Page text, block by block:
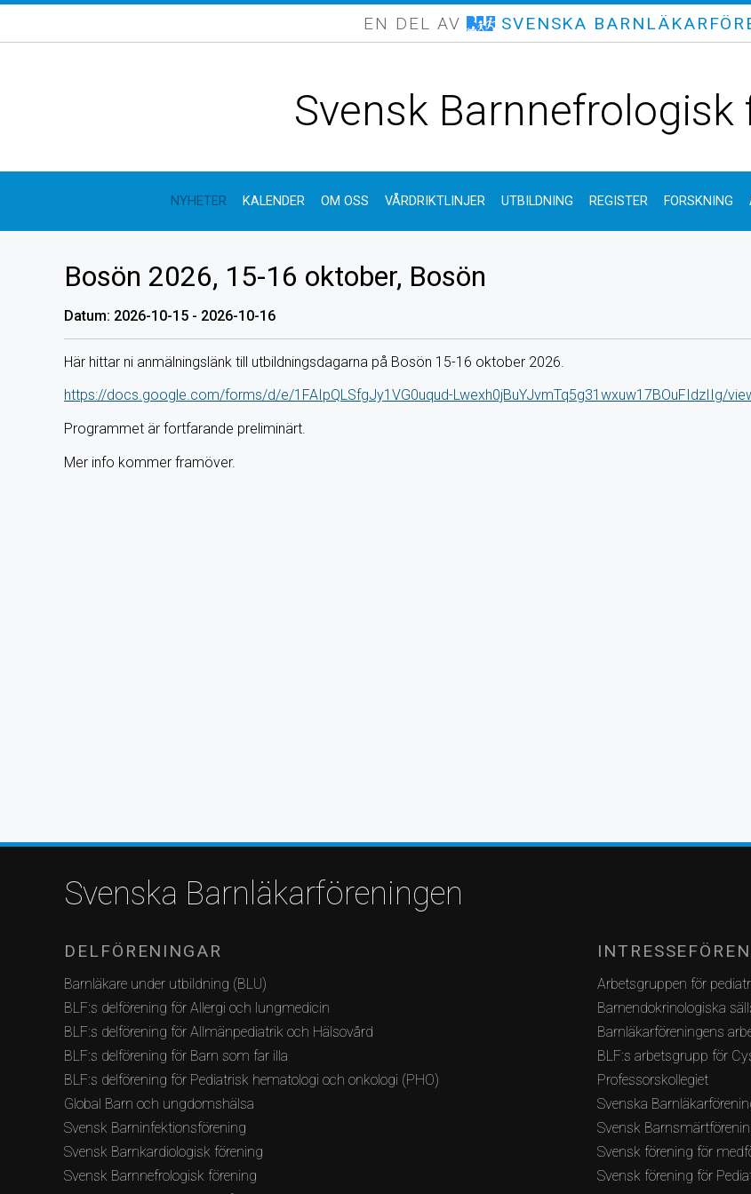
EN DEL AV SVENSKA
Svensk Barnnefrologisk
NYHETER KALENDER OM OSS VÅRDRIKTLINJER UTBILDNING REGISTER FORSKNING
Bosön 2026, 15-16 oktober, Bosön
Datum: 2026-10-15 - 2026-10-16
Här hittar ni anmälningslänk till utbildningsdagarna på Bosön 15-16 oktober 2026.
https://docs.google.com/forms/d/e/1FAIpQLSfgJy1VG0uqud-Lwexh0jBuYJvmTq5g31wxuw17BOuFIdzIIg/
Programmet är fortfarande preliminärt.
Mer info kommer framöver.
Svenska Barnläkarföreningen
DELFÖRENINGAR
Barnläkare under utbildning (BLU)
BLF:s delförening för Allergi och lungmedicin
BLF:s delförening för Allmänpediatrik och Hälsovård
BLF:s delförening för Barn som far illa
BLF:s delförening för Pediatrisk hematologi och onkologi (PHO)
Global Barn och ungdomshälsa
Svensk Barninfektionsförening
Svensk Barnkardiologisk förening
Svensk Barnnefrologisk förening
Arbetsgruppen för
Barnendokrinologiska
Barnläkarföreningens
BLF:s arbetsgrupp för
Professorskollegiet
Svenska
Svensk
Svensk förening för
Svensk förening för